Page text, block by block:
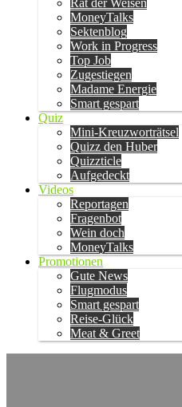
Rat der Weisen
MoneyTalks
Sektenblog
Work in Progress
Top Job
Zugestiegen
Madame Energie
Smart gespart
Quiz
Mini-Kreuzworträtsel
Quizz den Huber
Quizzticle
Aufgedeckt
Videos
Reportagen
Fragenbot
Wein doch
MoneyTalks
Promotionen
Gute News
Flugmodus
Smart gespart
Reise-Glück
Meat & Greet